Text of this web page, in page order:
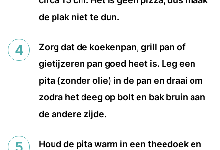
de plak niet te dun.
Zorg dat de koekenpan, grill pan of
gietijzeren pan goed heet is. Leg een
pita (zonder olie) in de pan en draai om
zodra het deeg op bolt en bak bruin aan
de andere zijde.
Houd de pita warm in een theedoek en